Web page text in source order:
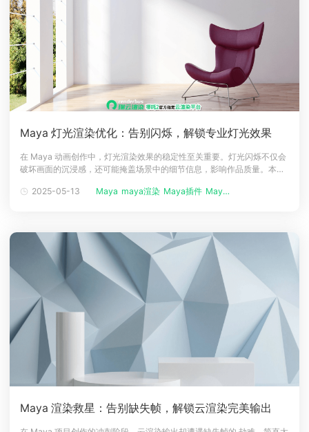
Maya 灯光渲染优化：告别闪烁，解锁专业灯光效果
在 Maya 动画创作中，灯光渲染效果的稳定性至关重要。灯光闪烁不仅会
破坏画面的沉浸感，还可能掩盖场景中的细节信息，影响作品质量。本文
在 Maya 渲染过程中实现流畅、稳定的灯光效果。一、灯光闪烁的原因分
2025-05-13 Maya maya渲染 Maya插件 Maya基础...
Maya 渲染救星：告别缺失帧，解锁云渲染完美输出